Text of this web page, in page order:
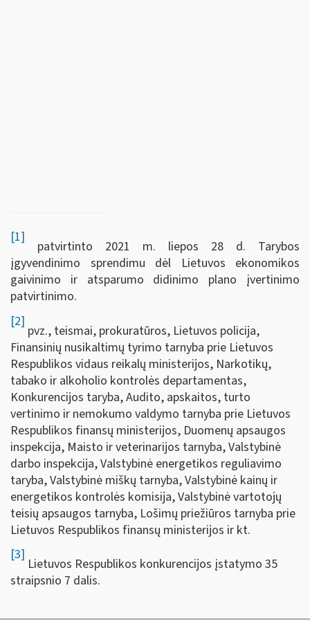
[1]
patvirtinto 2021 m. liepos 28 d. Tarybos
įgyvendinimo sprendimu dėl Lietuvos ekonomikos
gaivinimo ir atsparumo didinimo plano įvertinimo
patvirtinimo.
[2]
pvz., teismai, prokuratūros, Lietuvos policija,
Finansinių nusikaltimų tyrimo tarnyba prie Lietuvos
Respublikos vidaus reikalų ministerijos, Narkotikų,
tabako ir alkoholio kontrolės departamentas,
Konkurencijos taryba, Audito, apskaitos, turto
vertinimo ir nemokumo valdymo tarnyba prie Lietuvos
Respublikos finansų ministerijos, Duomenų apsaugos
inspekcija, Maisto ir veterinarijos tarnyba, Valstybinė
darbo inspekcija, Valstybinė energetikos reguliavimo
taryba, Valstybinė miškų tarnyba, Valstybinė kainų ir
energetikos kontrolės komisija, Valstybinė vartotojų
teisių apsaugos tarnyba, Lošimų priežiūros tarnyba prie
Lietuvos Respublikos finansų ministerijos ir kt.
[3]
Lietuvos Respublikos konkurencijos įstatymo 35
straipsnio 7 dalis.